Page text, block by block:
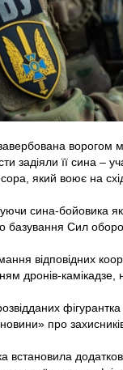
ворогом
задіяли її сина –
який воює на
сина-бойовика як
базування Сил
відповідних
дронів-
про
встановила